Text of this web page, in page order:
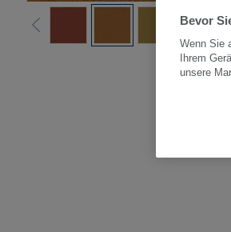
Alle
Bevor
Wenn Sie
Ihrem
unsere